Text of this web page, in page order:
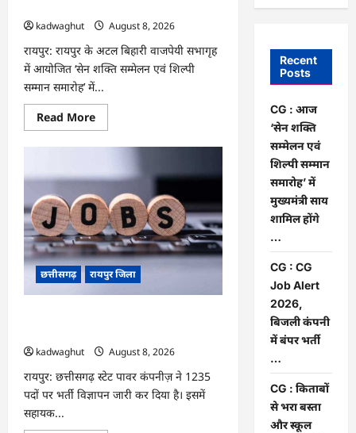
kadwaghut
August 8, 2026
रायपुर: रायपुर के अटल बिहारी वाजपेयी सभागृह
में आयोजित ‘सेन शक्ति सम्मेलन एवं शिल्पी
सम्मान समारोह’ में...
Read MoreRead
more
CG
‘सेन
शक्ति
सम्मेलन
एवं
शिल्पी
सम्मान
समारोह’
में
मुख्यमंत्री
साय
शामिल
छत्तीसगढ़ रायपुर जिला
kadwaghut
August 8, 2026
रायपुर: छत्तीसगढ़ स्टेट पावर कंपनीज़ ने 1235
पदों पर भर्ती विज्ञापन जारी कर दिया है। इसमें
सहायक...
Recent
Posts
CG : आज
‘सेन शक्ति
सम्मेलन एवं
शिल्पी सम्मान
समारोह’ में
मुख्यमंत्री साय
शामिल होंगे
…
CG : CG
Job Alert
2026,
बिजली कंपनी
में बंपर भर्ती
…
CG : किताबों
से भरा बस्ता
और स्कूल